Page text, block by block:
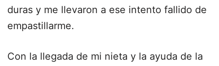
duras y me llevaron a ese intento fallido de
empastillarme.
Con la llegada de mi nieta y la ayuda de la